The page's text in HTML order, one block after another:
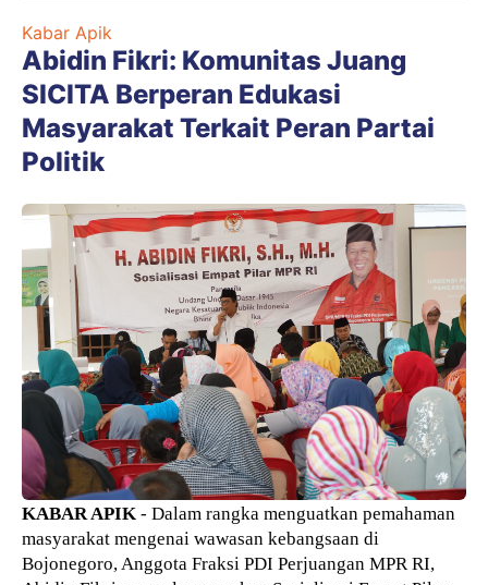
Kabar Apik
Abidin Fikri: Komunitas Juang
SICITA Berperan Edukasi
Masyarakat Terkait Peran Partai
Politik
KABAR APIK - Dalam rangka menguatkan pemahaman
masyarakat mengenai wawasan kebangsaan di
Bojonegoro, Anggota Fraksi PDI Perjuangan MPR RI,